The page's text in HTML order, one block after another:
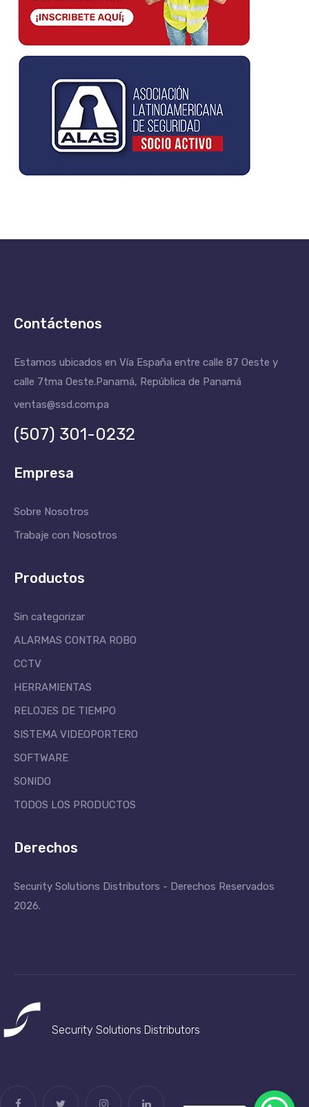
Contáctenos
Estamos ubicados en Vía España entre calle 87 Oeste y
calle 7tma Oeste.Panamá, República de Panamá
ventas@ssd.com.pa
(507) 301-0232
Empresa
Sobre Nosotros
Trabaje con Nosotros
Productos
Sin categorizar
ALARMAS CONTRA ROBO
CCTV
HERRAMIENTAS
RELOJES DE TIEMPO
SISTEMA VIDEOPORTERO
SOFTWARE
SONIDO
TODOS LOS PRODUCTOS
Derechos
Security Solutions Distributors - Derechos Reservados
2026.
Security Solutions Distributors